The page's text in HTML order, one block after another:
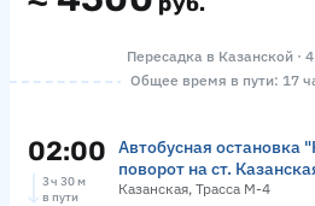
Пересадка в Казанской ·
Общее время в пути: 17
02:00
Автобусная остановка
поворот на ст.
Казанская, Трасса М-4
3 ч 30 м
в пути